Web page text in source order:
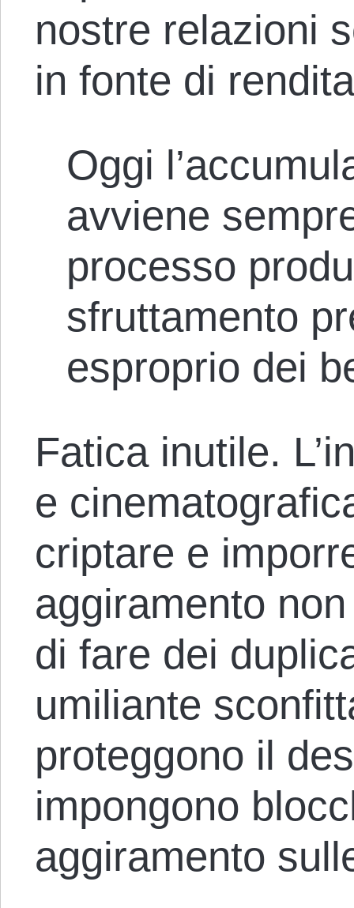
nostre relazioni
in fonte di
Oggi
avviene
processo
sfruttamento
esproprio dei
Fatica inutile.
e
criptare e
aggiramento
di fare dei
umiliante
proteggono il
impongono
aggiramento